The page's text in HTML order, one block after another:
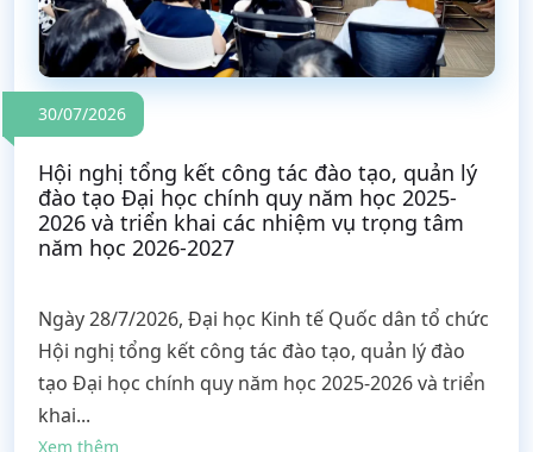
30/07/2026
Hội nghị tổng kết công tác đào tạo, quản lý
đào tạo Đại học chính quy năm học 2025-
2026 và triển khai các nhiệm vụ trọng tâm
năm học 2026-2027
Ngày 28/7/2026, Đại học Kinh tế Quốc dân tổ chức
Hội nghị tổng kết công tác đào tạo, quản lý đào
tạo Đại học chính quy năm học 2025-2026 và triển
khai...
Xem thêm